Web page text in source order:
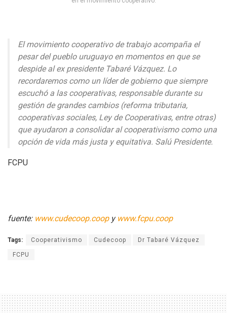
El movimiento cooperativo de trabajo acompaña el
pesar del pueblo uruguayo en momentos en que se
despide al ex presidente Tabaré Vázquez. Lo
recordaremos como un líder de gobierno que siempre
escuchó a las cooperativas, responsable durante su
gestión de grandes cambios (reforma tributaria,
cooperativas sociales, Ley de Cooperativas, entre otras)
que ayudaron a consolidar al cooperativismo como una
opción de vida más justa y equitativa. Salú Presidente.
FCPU
fuente: www.cudecoop.coopy www.fcpu.coop
Tags: Cooperativismo Cudecoop Dr Tabaré Vázquez
FCPU